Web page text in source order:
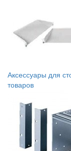
Аксессуары для
товаров